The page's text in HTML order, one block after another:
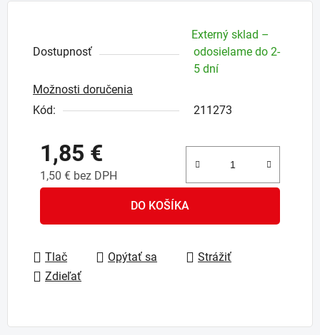
Dostupnosť
Externý sklad –
odosielame do 2-
5 dní
Možnosti doručenia
Kód:
211273
1,85 €
1,50 € bez DPH
DO KOŠÍKA
Tlač Opýtať sa
Strážiť
Zdieľať